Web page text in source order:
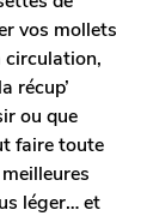
vos mollets
circulation,
récup’
ou que
faire toute
léger… et